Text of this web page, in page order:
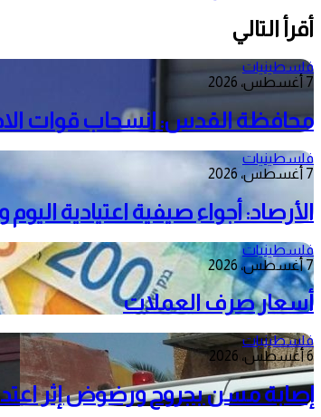
أقرأ التالي
فلسطينيات
7 أغسطس، 2026
محافظة القدس: انسحاب قوات
فلسطينيات
7 أغسطس، 2026
الأرصاد: أجواء صيفية اعتيادية
فلسطينيات
7 أغسطس، 2026
أسعار صرف العملات
فلسطينيات
6 أغسطس، 2026
إصابة مسن بجروح ورضوض إثر